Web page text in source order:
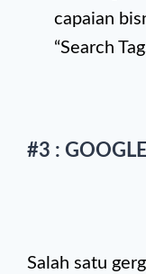
capaian
“Search
#3 : GOOGLE
Salah satu